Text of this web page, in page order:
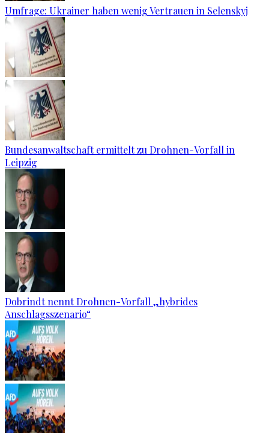
Umfrage: Ukrainer haben wenig Vertrauen in Selenskyj
Bundesanwaltschaft ermittelt zu Drohnen-Vorfall in
Leipzig
Dobrindt nennt Drohnen-Vorfall „hybrides
Anschlagsszenario“